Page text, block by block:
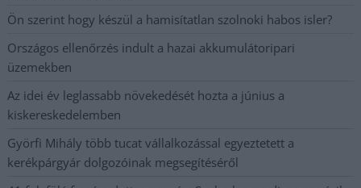
Ön szerint hogy készül a hamisítatlan szolnoki habos isler?
Országos ellenőrzés indult a hazai akkumulátoripari
üzemekben
Az idei év leglassabb növekedését hozta a június a
kiskereskedelemben
Györfi Mihály több tucat vállalkozással egyeztetett a
kerékpárgyár dolgozóinak megsegítéséről